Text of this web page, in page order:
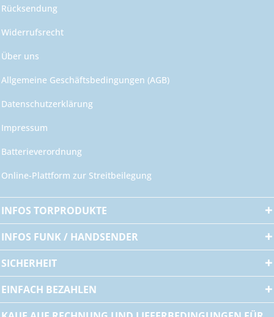
Rücksendung
Widerrufsrecht
Über uns
Allgemeine Geschäftsbedingungen (AGB)
Datenschutzerklärung
Impressum
Batterieverordnung
Online-Plattform zur Streitbeilegung
INFOS TORPRODUKTE
INFOS FUNK / HANDSENDER
SICHERHEIT
EINFACH BEZAHLEN